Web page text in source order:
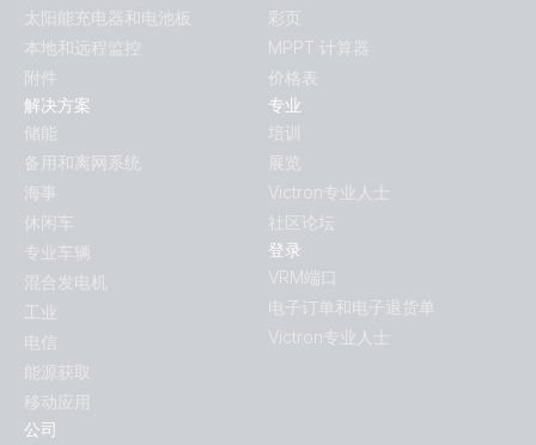
太阳能充电器和电池板
本地和远程监控
附件
解决方案
储能
备用和离网系统
海事
休闲车
专业车辆
混合发电机
工业
电信
能源获取
移动应用
公司
彩页
MPPT 计算器
价格表
专业
培训
展览
Victron专业人士
社区论坛
登录
VRM端口
电子订单和电子退货单
Victron专业人士